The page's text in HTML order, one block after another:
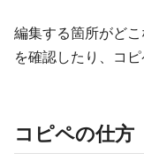
編集する箇所がど
を確認したり、コ
コピペの仕方